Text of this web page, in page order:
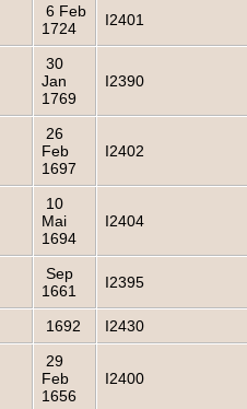
6 Feb
1724
I2401
30
Jan
1769
I2390
26
Feb
1697
I2402
10
Mai
1694
I2404
Sep
1661
I2395
1692 I2430
29
Feb
1656
I2400